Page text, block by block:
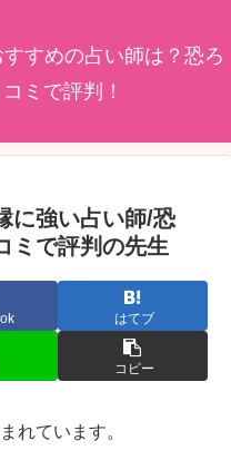
すめの占い師は？恐ろ
ミで評判！
に強い占い師/恐
ミで評判の先生
はてブ
コピー
れています。